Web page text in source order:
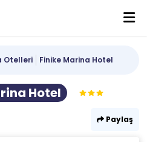
Otelleri Finike Marina Hotel
Hotel
Paylaş